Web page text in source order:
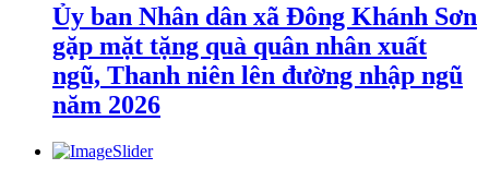
Ủy ban Nhân dân xã Đông Khánh Sơn
gặp mặt tặng quà quân nhân xuất
ngũ, Thanh niên lên đường nhập ngũ
năm 2026